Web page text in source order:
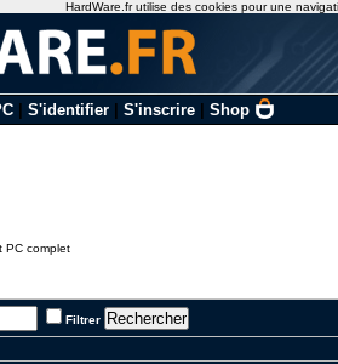
| S'identifier| S'inscrire| Shop
PC complet
Filtrer
HardWare.fr utilise des cookies pour une